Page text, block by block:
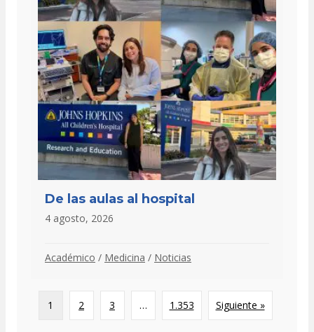
De las aulas al hospital
4 agosto, 2026
Académico / Medicina / Noticias
1 2 3 … 1.353 Siguiente »